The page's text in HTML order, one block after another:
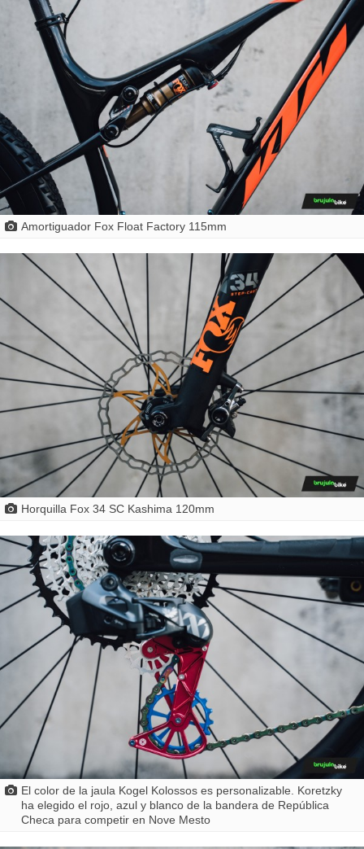
Amortiguador Fox Float Factory 115mm
Horquilla Fox 34 SC Kashima 120mm
El color de la jaula Kogel Kolossos es personalizable. Koretzky
ha elegido el rojo, azul y blanco de la bandera de República
Checa para competir en Nove Mesto